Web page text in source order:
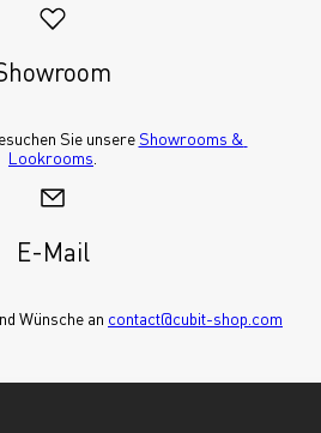
Sie unsere Showrooms &
Lookrooms
E-Mail
Wünsche an contact@cubit-shop.com